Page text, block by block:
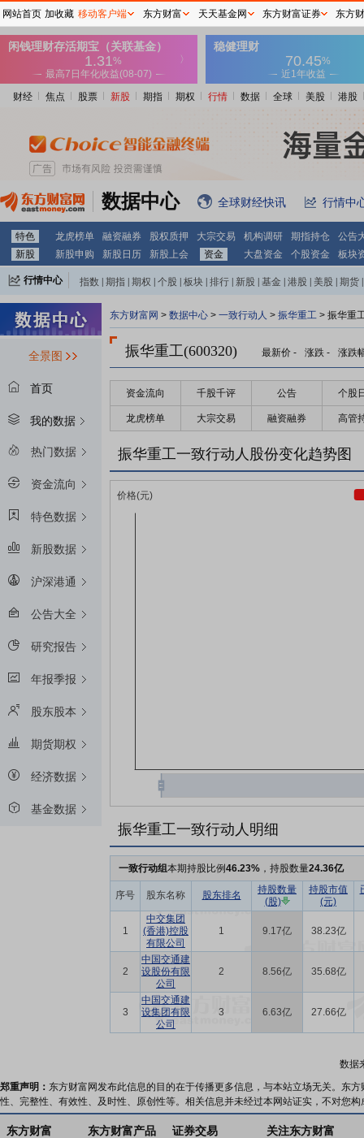
财经 焦点 股票 新股 期指 期权 行情 数据 全球 美股 港股
数据中心 全球财经快讯 行情中
特色 龙虎榜单 融资融券 股权质押 大宗交易 机构调研 期指持仓
公告
新股
新股申购 新股日历 新股上会 资金 大盘资金 个股资金 板块
行情中心 指数 期指 期权 个股 板块 排行 新股 基金 港股 美股 期货
全景图
首页
我的数据
热门数据
资金流向
特色数据
新股数据
沪深港通
公告大全
研究报告
年报季报
股东股本
期货期权
经济数据
基金数据
东方财富网 > 数据中心 > 一致行动人 > 振华重工 > 振华重
振华重工(600320) 最新价 - 涨跌 - 涨跌
资金流向 千股千评 公告 个股
龙虎榜单 大宗交易 融资融券 高管
振华重工一致行动人股份变化趋势图
振华重工一致行动人明细
一致行动组本期持股比例46.23% ，持股数量24.36亿
序号 股东名称 股东排名
持股数量
(股)
持股市值
(元)
1
中交集团
(香港)控股
有限公司
1 9.17亿 38.23亿
2
中国交通建
设股份有限
公司
2 8.56亿 35.68亿
3
中国交通建
设集团有限
公司
3 6.63亿 27.66亿
数据
郑重声明： 东方财富网发布此信息的目的在于传播更多信息，与本站立场无关。东
性、完整性、有效性、及时性、原创性等。相关信息并未经过本网站证实，不对您
东方财富 东方财富产品 证券交易 关注东方财富
网站首页 加收藏 移动客户端 东方财富 天天基金网 东方财富证券 东方